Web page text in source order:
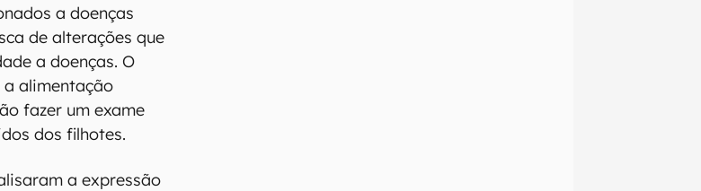
a doenças
de alterações que
a doenças. O
alimentação
fazer um exame
dos filhotes.
a expressão